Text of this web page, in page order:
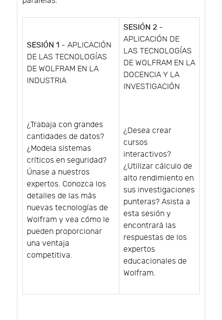
SESIÓN 1 - APLICACIÓN
DE LAS TECNOLOGÍAS
DE WOLFRAM EN LA
INDUSTRIA
¿Trabaja con grandes
cantidades de datos?
¿Modela sistemas
críticos en seguridad?
Únase a nuestros
expertos. Conozca los
detalles de las más
nuevas tecnologías de
Wolfram y vea cómo le
pueden proporcionar
una ventaja
competitiva.
SESIÓN 2 -
APLICACIÓN DE
LAS TECNOLOGÍAS
DE WOLFRAM EN LA
DOCENCIA Y LA
INVESTIGACIÓN
¿Desea crear
cursos
interactivos?
¿Utilizar cálculo de
alto rendimiento en
sus investigaciones
punteras? Asista a
esta sesión y
encontrará las
respuestas de los
expertos
educacionales de
Wolfram.